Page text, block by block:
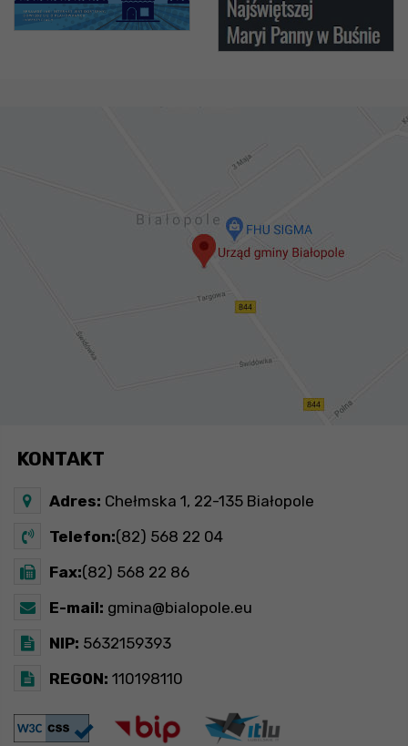
KONTAKT
Adres: Chełmska 1, 22-135 Białopole
Telefon:(82) 568 22 04
Fax:(82) 568 22 86
E-mail: gmina@bialopole.eu
NIP: 5632159393
REGON: 110198110